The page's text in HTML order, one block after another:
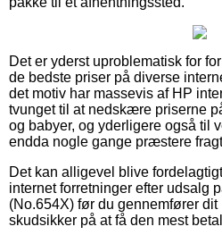
Det er yderst uproblematisk for
de bedste priser på diverse
det motiv har massevis af HP
tvunget til at nedskære priserne
og babyer, og yderligere også til
endda nogle gange præstere
Det kan alligevel blive
internet forretninger efter udsalg
(No.654X) før du gennemfører
skudsikker på at få den mest